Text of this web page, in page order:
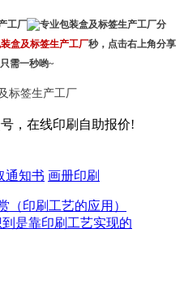
分
秒，点击右上角分享
需一秒哟~
，在线印刷自助报价!
通知书 画册印刷
（印刷工艺的应用）
是靠印刷工艺实现的